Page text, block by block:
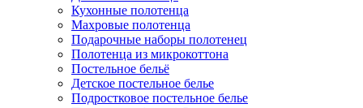
Кухонные полотенца
Махровые полотенца
Подарочные наборы полотенец
Полотенца из микрокоттона
Постельное бельё
Детское постельное белье
Подростковое постельное белье